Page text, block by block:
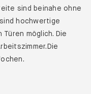
sind beinahe ohne
hochwertige
möglich. Die